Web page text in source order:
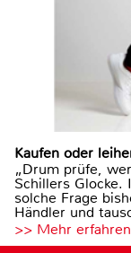
Kaufen oder
„Drum prüfe,
Schillers
solche Frage
Händler und
>> Mehr erfahren